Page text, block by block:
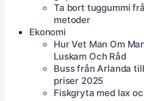
Ta bort tuggummi
metoder
Ekonomi
Hur Vet Man Om
Luskam Och Råd
Buss från Arlanda
priser 2025
Fiskgryta med lax